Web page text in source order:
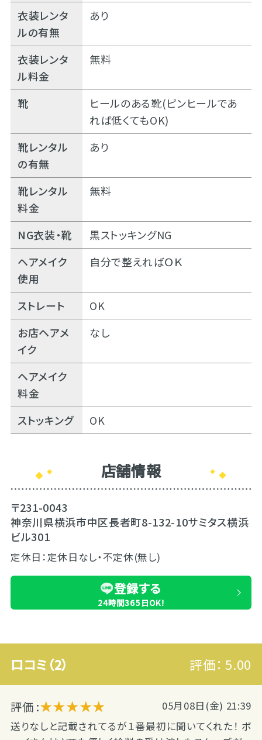
衣装レンタ
ルの有無
あり
衣装レンタ
ル料金
無料
靴
ヒールのある靴(ピンヒールであ
れば低くてもOK)
靴レンタル
の有無
あり
靴レンタル
料金
無料
NG衣装・靴
黒ストッキングNG
ヘアメイク
使用
自分で整えればＯＫ
ストレート
OK
お店ヘアメ
イク
なし
ヘアメイク
料金
ストッキング
OK
店舗情報
〒231-0043
神奈川県横浜市中区長者町8-132-10サミタス横浜
ビル301
定休日：定休日なし・不定休(無し)
登録する
24時間365日OK!
口コミ（2） 評価： 5.00
評価 :★★★★★
05月08日(金) 21:39
送りなしと記載されてるが１番最初に聞いてくれた！ ボ